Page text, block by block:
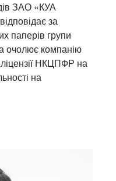
ЗАО «КУА
за
паперів групи
очолює компанію
НКЦПФР на
на